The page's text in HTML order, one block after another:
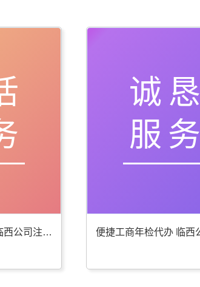
贴心工商注册公司 临西公司注册服务好
诚恳
服务